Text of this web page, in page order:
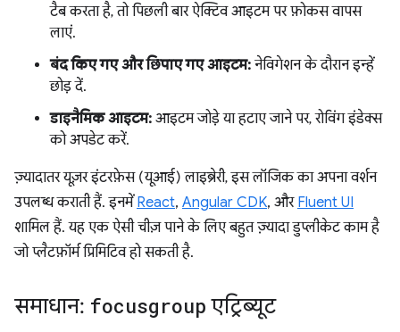
टैब करता है, तो पिछली बार ऐक्टिव आइटम पर फ़ोकस वापस
लाएं.
बंद किए गए और छिपाए गए आइटम: नेविगेशन के दौरान इन्हें
छोड़ दें.
डाइनैमिक आइटम: आइटम जोड़े या हटाए जाने पर, रोविंग इंडेक्स
को अपडेट करें.
ज़्यादातर यूज़र इंटरफ़ेस (यूआई) लाइब्रेरी, इस लॉजिक का अपना वर्शन
उपलब्ध कराती हैं. इनमें React, Angular CDK, और Fluent UI
शामिल हैं. यह एक ऐसी चीज़ पाने के लिए बहुत ज़्यादा डुप्लीकेट काम है
जो प्लैटफ़ॉर्म प्रिमिटिव हो सकती है.
समाधान: focusgroup एट्रिब्यूट